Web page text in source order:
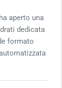
aperto una
dedicata
formato